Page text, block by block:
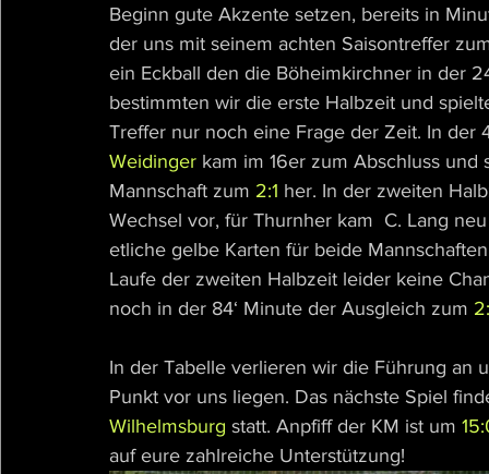
Beginn gute Akzente setzen, bereits in
der uns mit seinem achten Saisontreffer
ein Eckball den die Böheimkirchner in der
bestimmten wir die erste Halbzeit und
Treffer nur noch eine Frage der Zeit. In der
Weidinger kam im 16er zum Abschluss
Mannschaft zum 2:1 her. In der zweiten
Wechsel vor, für Thurnher kam  C. Lang
etliche gelbe Karten für beide
Laufe der zweiten Halbzeit leider keine
noch in der 84‘ Minute der Ausgleich zum
In der Tabelle verlieren wir die Führung an
Punkt vor uns liegen. Das nächste Spiel
Wilhelmsburg statt. Anpfiff der KM ist um
auf eure zahlreiche Unterstützung!